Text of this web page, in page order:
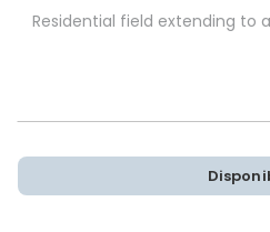
Residential field extending to